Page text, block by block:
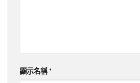
顯示名稱 *